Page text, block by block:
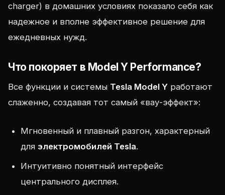
charger) в домашних условиях показало себя как
надежное и вполне эффективное решение для
ежедневных нужд.
Что покоряет в Model Y Performance?
Все функции и системы Tesla Model Y работают
слаженно, создавая тот самый «вау-эффект»:
Мгновенный и плавный разгон, характерный
для электромобилей Tesla.
Интуитивно понятный интерфейс
центрального дисплея.